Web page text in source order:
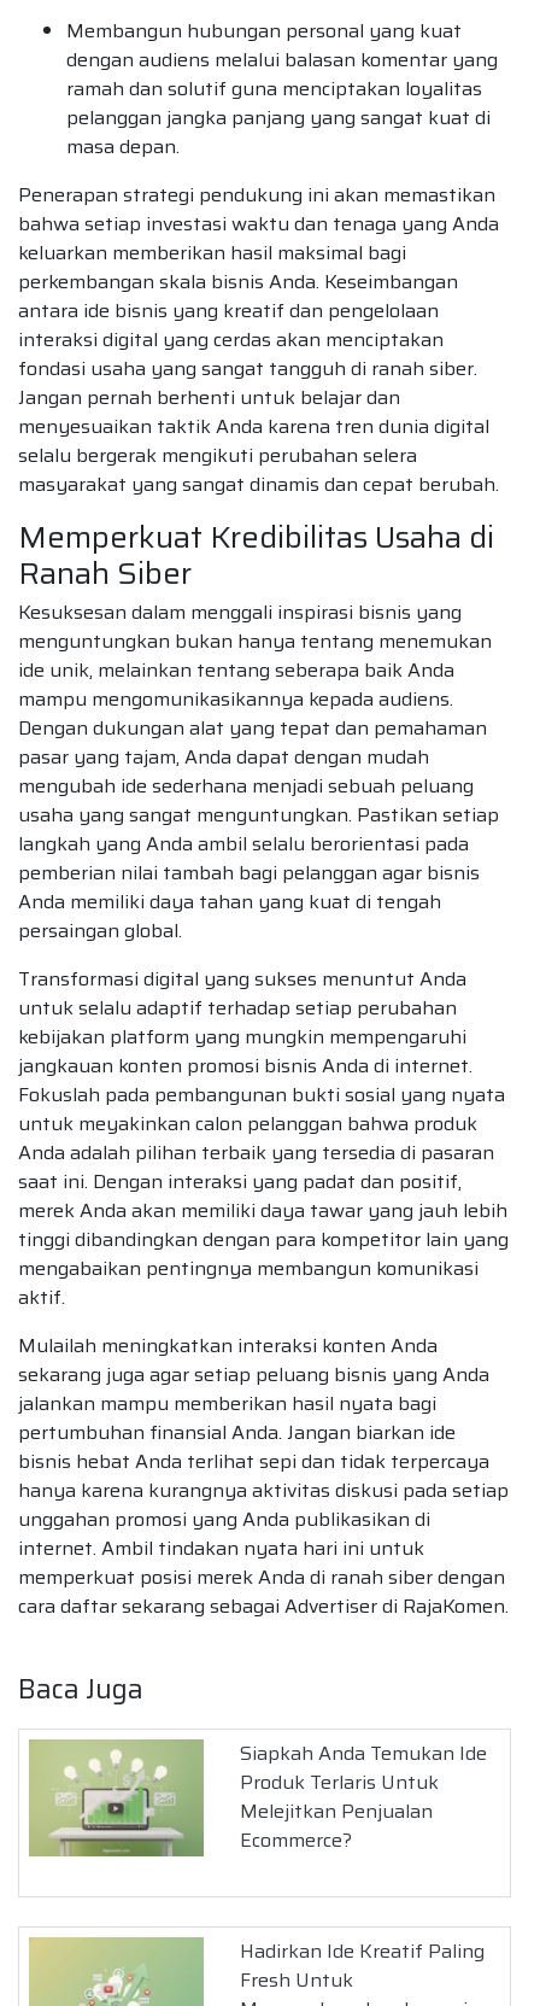
Membangun hubungan personal yang kuat
dengan audiens melalui balasan komentar yang
ramah dan solutif guna menciptakan loyalitas
pelanggan jangka panjang yang sangat kuat di
masa depan.
Penerapan strategi pendukung ini akan memastikan
bahwa setiap investasi waktu dan tenaga yang Anda
keluarkan memberikan hasil maksimal bagi
perkembangan skala bisnis Anda. Keseimbangan
antara ide bisnis yang kreatif dan pengelolaan
interaksi digital yang cerdas akan menciptakan
fondasi usaha yang sangat tangguh di ranah siber.
Jangan pernah berhenti untuk belajar dan
menyesuaikan taktik Anda karena tren dunia digital
selalu bergerak mengikuti perubahan selera
masyarakat yang sangat dinamis dan cepat berubah.
Memperkuat Kredibilitas Usaha di
Ranah Siber
Kesuksesan dalam menggali inspirasi bisnis yang
menguntungkan bukan hanya tentang menemukan
ide unik, melainkan tentang seberapa baik Anda
mampu mengomunikasikannya kepada audiens.
Dengan dukungan alat yang tepat dan pemahaman
pasar yang tajam, Anda dapat dengan mudah
mengubah ide sederhana menjadi sebuah peluang
usaha yang sangat menguntungkan. Pastikan setiap
langkah yang Anda ambil selalu berorientasi pada
pemberian nilai tambah bagi pelanggan agar bisnis
Anda memiliki daya tahan yang kuat di tengah
persaingan global.
Transformasi digital yang sukses menuntut Anda
untuk selalu adaptif terhadap setiap perubahan
kebijakan platform yang mungkin mempengaruhi
jangkauan konten promosi bisnis Anda di internet.
Fokuslah pada pembangunan bukti sosial yang nyata
untuk meyakinkan calon pelanggan bahwa produk
Anda adalah pilihan terbaik yang tersedia di pasaran
saat ini. Dengan interaksi yang padat dan positif,
merek Anda akan memiliki daya tawar yang jauh lebih
tinggi dibandingkan dengan para kompetitor lain yang
mengabaikan pentingnya membangun komunikasi
aktif.
Mulailah meningkatkan interaksi konten Anda
sekarang juga agar setiap peluang bisnis yang Anda
jalankan mampu memberikan hasil nyata bagi
pertumbuhan finansial Anda. Jangan biarkan ide
bisnis hebat Anda terlihat sepi dan tidak terpercaya
hanya karena kurangnya aktivitas diskusi pada setiap
unggahan promosi yang Anda publikasikan di
internet. Ambil tindakan nyata hari ini untuk
memperkuat posisi merek Anda di ranah siber dengan
cara daftar sekarang sebagai Advertiser di RajaKomen.
Baca Juga
Siapkah Anda Temukan Ide
Produk Terlaris Untuk
Melejitkan Penjualan
Ecommerce?
Hadirkan Ide Kreatif Paling
Fresh Untuk